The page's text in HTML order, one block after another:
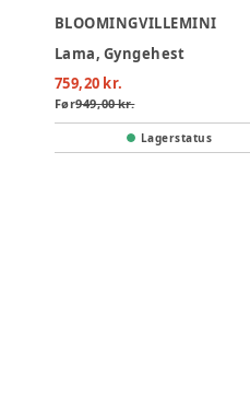
BLOOMINGVILLEMINI
Lama, Gyngehest
759,20 kr.
Før949,00 kr.
Lagerstatus